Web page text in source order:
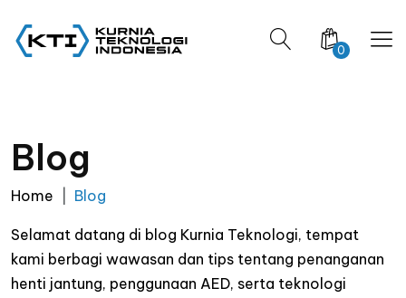
0
Blog
Home Blog
Selamat datang di blog Kurnia Teknologi, tempat
kami berbagi wawasan dan tips tentang penanganan
henti jantung, penggunaan AED, serta teknologi